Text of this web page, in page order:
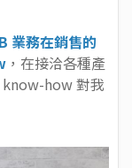
業務在銷售的
，在接洽各種產
know-how 對我